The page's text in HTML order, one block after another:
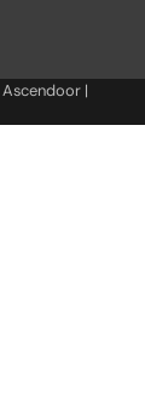
Ascendoor |